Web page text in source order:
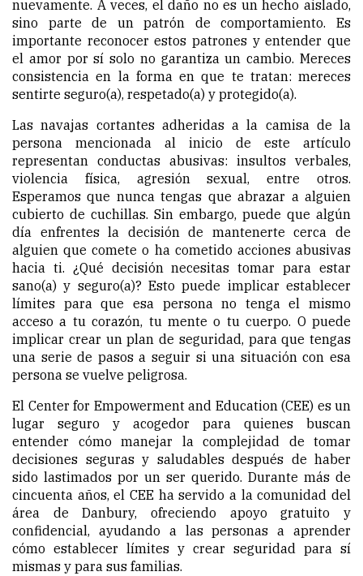
nuevamente. A veces, el daño no es un hecho aislado,
sino parte de un patrón de comportamiento. Es
importante reconocer estos patrones y entender que
el amor por sí solo no garantiza un cambio. Mereces
consistencia en la forma en que te tratan: mereces
sentirte seguro(a), respetado(a) y protegido(a).
Las navajas cortantes adheridas a la camisa de la
persona mencionada al inicio de este artículo
representan conductas abusivas: insultos verbales,
violencia física, agresión sexual, entre otros.
Esperamos que nunca tengas que abrazar a alguien
cubierto de cuchillas. Sin embargo, puede que algún
día enfrentes la decisión de mantenerte cerca de
alguien que comete o ha cometido acciones abusivas
hacia ti. ¿Qué decisión necesitas tomar para estar
sano(a) y seguro(a)? Esto puede implicar establecer
límites para que esa persona no tenga el mismo
acceso a tu corazón, tu mente o tu cuerpo. O puede
implicar crear un plan de seguridad, para que tengas
una serie de pasos a seguir si una situación con esa
persona se vuelve peligrosa.
El Center for Empowerment and Education (CEE) es un
lugar seguro y acogedor para quienes buscan
entender cómo manejar la complejidad de tomar
decisiones seguras y saludables después de haber
sido lastimados por un ser querido. Durante más de
cincuenta años, el CEE ha servido a la comunidad del
área de Danbury, ofreciendo apoyo gratuito y
confidencial, ayudando a las personas a aprender
cómo establecer límites y crear seguridad para sí
mismas y para sus familias.